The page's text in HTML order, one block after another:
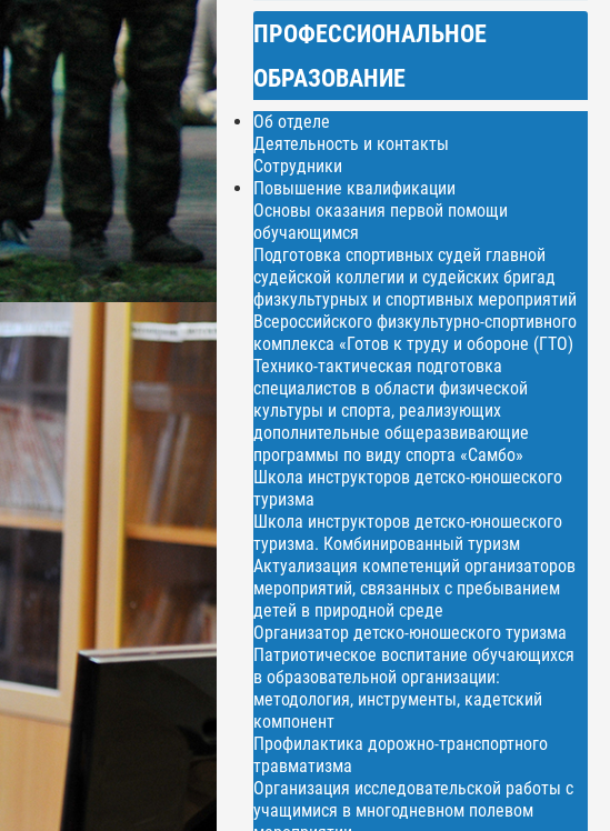
ПРОФЕССИОНАЛЬНОЕ
ОБРАЗОВАНИЕ
Об отделе
Деятельность и контакты
Сотрудники
Повышение квалификации
Основы оказания первой помощи
обучающимся
Подготовка спортивных судей главной
судейской коллегии и судейских бригад
физкультурных и спортивных мероприятий
Всероссийского физкультурно-спортивного
комплекса «Готов к труду и обороне (ГТО)
Технико-тактическая подготовка
специалистов в области физической
культуры и спорта, реализующих
дополнительные общеразвивающие
программы по виду спорта «Самбо»
Школа инструкторов детско-юношеского
туризма
Школа инструкторов детско-юношеского
туризма. Комбинированный туризм
Актуализация компетенций организаторов
мероприятий, связанных с пребыванием
детей в природной среде
Организатор детско-юношеского туризма
Патриотическое воспитание обучающихся
в образовательной организации:
методология, инструменты, кадетский
компонент
Профилактика дорожно-транспортного
травматизма
Организация исследовательской работы с
учащимися в многодневном полевом